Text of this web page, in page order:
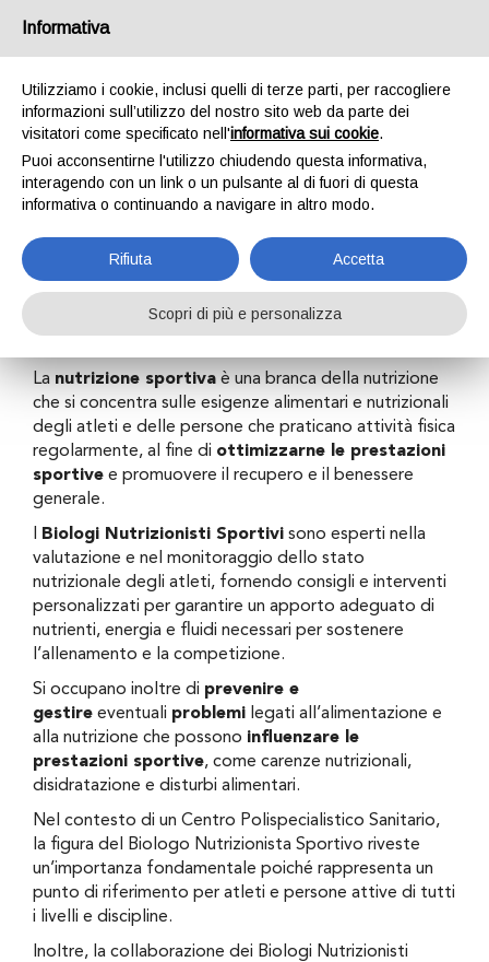
Nutrizione sportiva
Visite specialistiche
La nutrizione sportiva è una branca della nutrizione
che si concentra sulle esigenze alimentari e nutrizionali
degli atleti e delle persone che praticano attività fisica
regolarmente, al fine di ottimizzarne le prestazioni
sportive e promuovere il recupero e il benessere
generale.
Biologi Nutrizionisti Sportivi sono esperti nella
valutazione e nel monitoraggio dello stato
nutrizionale degli atleti, fornendo consigli e interventi
personalizzati per garantire un apporto adeguato di
nutrienti, energia e fluidi necessari per sostenere
l’allenamento e la competizione.
Si occupano inoltre di prevenire e
gestire eventuali problemi legati all’alimentazione e
alla nutrizione che possono influenzare le
prestazioni sportive, come carenze nutrizionali,
disidratazione e disturbi alimentari.
Nel contesto di un Centro Polispecialistico Sanitario,
la figura del Biologo Nutrizionista Sportivo riveste
un’importanza fondamentale poiché rappresenta un
punto di riferimento per atleti e persone attive di tutti
i livelli e discipline.
Inoltre, la collaborazione dei Biologi Nutrizionisti
Informativa
Utilizziamo i cookie, inclusi quelli di terze parti, per raccogliere
informazioni sull’utilizzo del nostro sito web da parte dei
visitatori come specificato nell'informativa sui cookie.
Puoi acconsentirne l'utilizzo chiudendo questa informativa,
interagendo con un link o un pulsante al di fuori di questa
informativa o continuando a navigare in altro modo.
Rifiuta Accetta
Scopri di più e personalizza